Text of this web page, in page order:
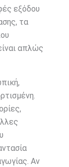
εξόδου
τα
απλώς
Αν